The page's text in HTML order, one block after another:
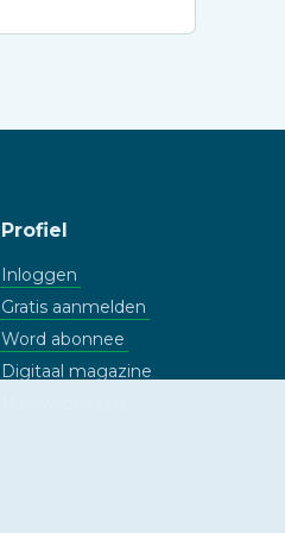
Profiel
Inloggen
Gratis aanmelden
Word abonnee
Digitaal magazine